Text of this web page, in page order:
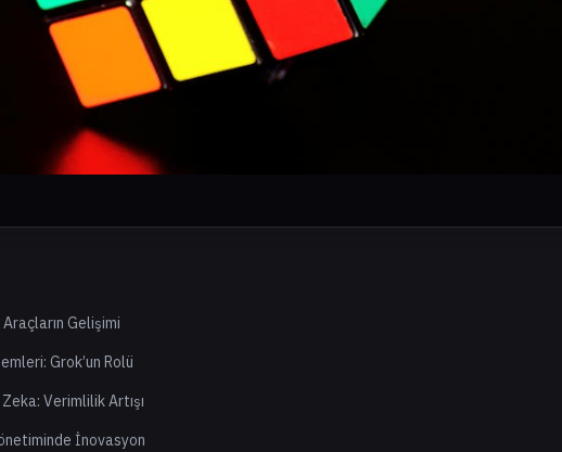
Gelişimi
Grok’un Rolü
Verimlilik Artışı
İnovasyon